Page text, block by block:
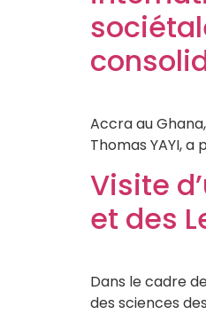
Accra au
Thomas YAYI, a
Visite
et des
Dans le cadre
des sciences des